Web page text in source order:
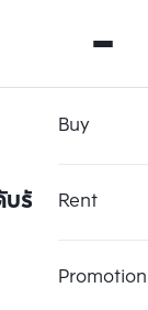
Buy
Rent
Promotion
รับสะพาน